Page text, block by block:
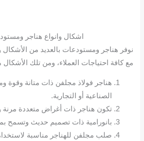
اشكال وانواع هناجر
نوفر هناجر ومستودعات بالعديد من الأشكال
مع كافة احتياجات العملاء، ومن تلك الأشكال
هناجر فولاذ مجلفن ذات متانة وقوة
الصناعية أو التجارية.
تكون هناجر ذات أغراض متعددة مرنة
بانورامية ذات تصميم حديث وتسمح
صلب مجلفن للهناجر مناسبة